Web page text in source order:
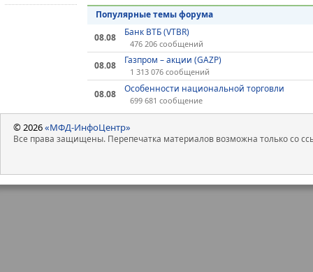
Популярные темы форума
08.08
Банк ВТБ (VTBR)
476 206 сообщений
08.08 Газпром – акции (GAZP)
1 313 076 сообщений
08.08 Особенности национальной торговли
699 681 сообщение
© 2026«МФД-ИнфоЦентр»
Все права защищены. Перепечатка материалов возможна только со